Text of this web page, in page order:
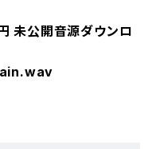
未公開音源ダウンロ